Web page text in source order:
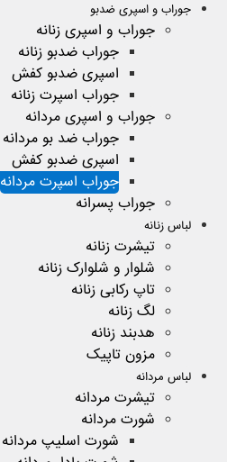
جوراب و اسپری ضدبو
جوراب و اسپری زنانه
جوراب ضدبو زنانه
اسپری ضدبو کفش
جوراب اسپرت زنانه
جوراب و اسپری مردانه
جوراب ضد بو مردانه
اسپری ضدبو کفش
جوراب اسپرت مردانه
جوراب پسرانه
لباس زنانه
تیشرت زنانه
شلوار و شلوارک زنانه
تاپ رکابی زنانه
لگ زنانه
هدبند زنانه
مزون تاپیک
لباس مردانه
تیشرت مردانه
شورت مردانه
شورت اسلیپ مردانه